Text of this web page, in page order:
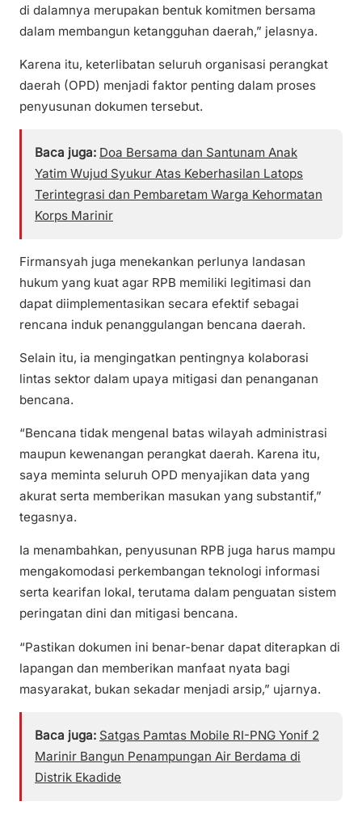
di dalamnya merupakan bentuk komitmen bersama
dalam membangun ketangguhan daerah,” jelasnya.
Karena itu, keterlibatan seluruh organisasi perangkat
daerah (OPD) menjadi faktor penting dalam proses
penyusunan dokumen tersebut.
Baca juga: Doa Bersama dan Santunam Anak
Yatim Wujud Syukur Atas Keberhasilan Latops
Terintegrasi dan Pembaretam Warga Kehormatan
Korps Marinir
Firmansyah juga menekankan perlunya landasan
hukum yang kuat agar RPB memiliki legitimasi dan
dapat diimplementasikan secara efektif sebagai
rencana induk penanggulangan bencana daerah.
Selain itu, ia mengingatkan pentingnya kolaborasi
lintas sektor dalam upaya mitigasi dan penanganan
bencana.
“Bencana tidak mengenal batas wilayah administrasi
maupun kewenangan perangkat daerah. Karena itu,
saya meminta seluruh OPD menyajikan data yang
akurat serta memberikan masukan yang substantif,”
tegasnya.
Ia menambahkan, penyusunan RPB juga harus mampu
mengakomodasi perkembangan teknologi informasi
serta kearifan lokal, terutama dalam penguatan sistem
peringatan dini dan mitigasi bencana.
“Pastikan dokumen ini benar-benar dapat diterapkan di
lapangan dan memberikan manfaat nyata bagi
masyarakat, bukan sekadar menjadi arsip,” ujarnya.
Baca juga: Satgas Pamtas Mobile RI-PNG Yonif 2
Marinir Bangun Penampungan Air Berdama di
Distrik Ekadide